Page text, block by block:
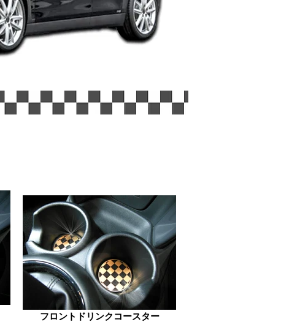
フロントドリンクコースター